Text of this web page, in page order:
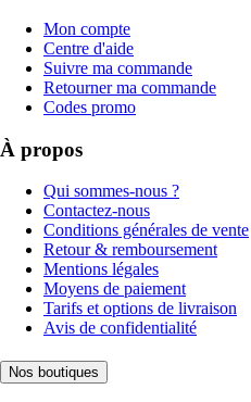
Mon compte
Centre d'aide
Suivre ma commande
Retourner ma commande
Codes promo
À propos
Qui sommes-nous ?
Contactez-nous
Conditions générales de vente
Retour & remboursement
Mentions légales
Moyens de paiement
Tarifs et options de livraison
Avis de confidentialité
Nos boutiques